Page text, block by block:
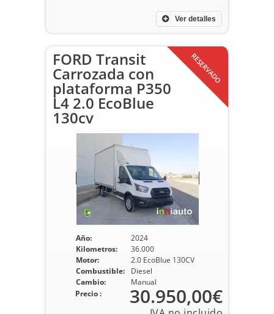
Ver detalles
RESERVADO
FORD Transit
Carrozada con
plataforma P350
L4 2.0 EcoBlue
130cv
Año:
2024
Kilometros:
36.000
Motor:
2.0 EcoBlue 130CV
Combustible:
Diesel
Cambio:
Manual
Precio : 30.950,00€